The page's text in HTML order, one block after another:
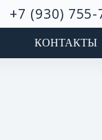
+7 (930) 755-
КОНТАКТЫ